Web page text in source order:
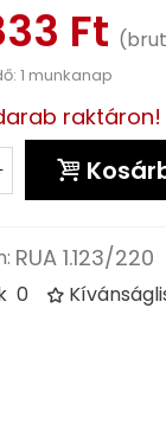
Ft
1 munkanap
raktáron!
RUA 1.123/220
0